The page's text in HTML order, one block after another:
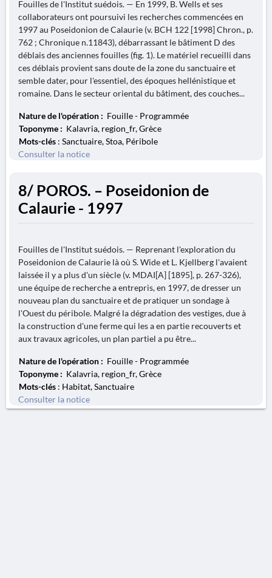
Fouilles de l'Institut suédois. — En 1999, B. Wells et ses
collaborateurs ont poursuivi les recherches commencées en
1997 au Poseidonion de Calaurie (v. BCH 122 [1998] Chron., p.
762 ; Chronique n.11843), débarrassant le bâtiment D des
déblais des anciennes fouilles (fig. 1). Le matériel recueilli dans
ces déblais provient sans doute de la zone du sanctuaire et
semble dater, pour l'essentiel, des époques hellénistique et
romaine. Dans le secteur oriental du bâtiment, des couches...
Nature de l'opération : Fouille - Programmée
Toponyme : Kalavria, region_fr, Grèce
Mots-clés : Sanctuaire, Stoa, Péribole
Consulter la notice
8/ POROS. – Poseidonion de
Calaurie - 1997
Fouilles de l'Institut suédois. — Reprenant l'exploration du
Poseidonion de Calaurie là où S. Wide et L. Kjellberg l'avaient
laissée il y a plus d'un siècle (v. MDAI[A] [1895], p. 267-326),
une équipe de recherche a entrepris, en 1997, de dresser un
nouveau plan du sanctuaire et de pratiquer un sondage à
l'Ouest du péribole. Malgré la dégradation des vestiges, due à
la construction d'une ferme qui les a en partie recouverts et
aux travaux agricoles, un plan partiel a pu être...
Nature de l'opération : Fouille - Programmée
Toponyme : Kalavria, region_fr, Grèce
Mots-clés : Habitat, Sanctuaire
Consulter la notice